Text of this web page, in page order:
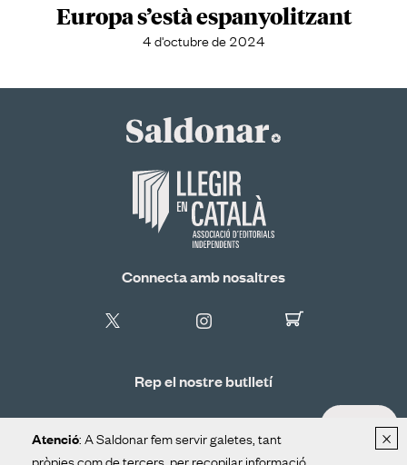
Europa s’està espanyolitzant
4 d'octubre de 2024
Connecta amb nosaltres
Rep el nostre butlletí
×
Atenció: A Saldonar fem servir galetes, tant
pròpies com de tercers, per recopilar informació